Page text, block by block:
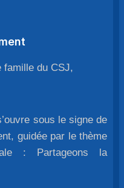
famille du CSJ,
sous le signe de
guidée par le thème
: Partageons la